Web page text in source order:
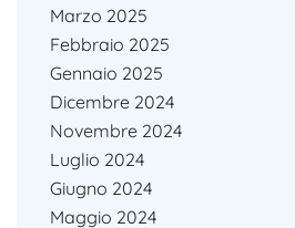
Marzo 2025
Febbraio 2025
Gennaio 2025
Dicembre 2024
Novembre 2024
Luglio 2024
Giugno 2024
Maggio 2024